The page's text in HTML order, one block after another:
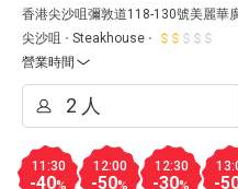
香港尖沙咀彌敦道118-130號美麗華
尖沙咀
Steakhouse
營業時間
11:30
-40%
12:00
-50%
12:30
-30% -